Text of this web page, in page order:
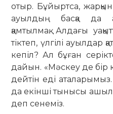
отыр. Бұйыртса,
ауылдың басқа да
қамтылмақ. Алдағы
тіктеп, үлгілі ауылдар
кепіл? Ал бұған
дайын. «Мәскеу де бір
дейтін еді аталарымыз.
да екінші тынысы
деп сенеміз.